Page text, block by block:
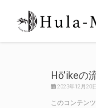
Hō’ikeの
2023年12月20日
このコンテン